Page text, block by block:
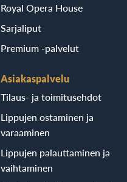
Royal Opera House
Sarjaliput
Premium -palvelut
Asiakaspalvelu
Tilaus- ja toimitusehdot
Lippujen ostaminen ja
varaaminen
Lippujen palauttaminen ja
vaihtaminen